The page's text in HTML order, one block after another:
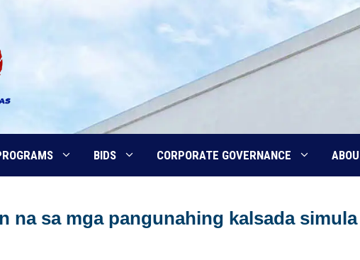
BIDS CORPORATE GOVERNANCE
na sa mga pangunahing kalsada simula